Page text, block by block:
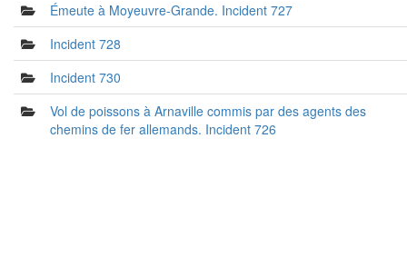
Émeute à Moyeuvre-Grande. Incident 727
Incident 728
Incident 730
Vol de poissons à Arnaville commis par des agents des
chemins de fer allemands. Incident 726